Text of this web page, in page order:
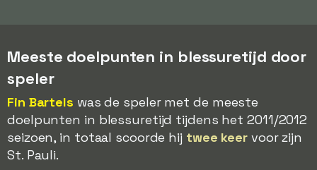
Meeste doelpunten in blessuretijd door
speler
Fin Bartels was de speler met de meeste
doelpunten in blessuretijd tijdens het 2011/2012
seizoen, in totaal scoorde hij twee keer voor zijn
St. Pauli.